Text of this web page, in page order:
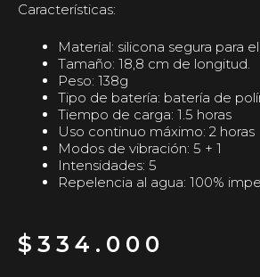
Características:
Material: silicona segura para
Tamaño: 18,8 cm de longitud.
Peso: 138g
Tipo de batería: batería de
Tiempo de carga: 1.5 horas
Uso continuo máximo: 2 horas
Modos de vibración: 5 + 1
Intensidades: 5
Repelencia al agua: 100%
$ 334.000